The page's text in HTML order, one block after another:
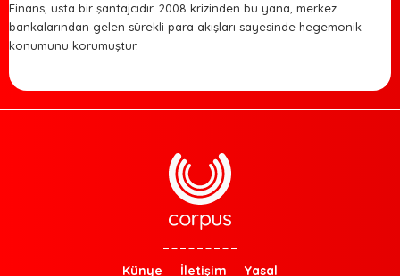
Finans, usta bir şantajcıdır. 2008 krizinden bu yana, merkez
bankalarından gelen sürekli para akışları sayesinde hegemonik
konumunu korumuştur.
Künye İletişim Yasal